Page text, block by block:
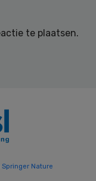
te plaatsen.
Springer Nature